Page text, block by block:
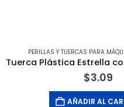
PERILLAS Y TUERCAS PARA
$3.09
AÑADIR AL